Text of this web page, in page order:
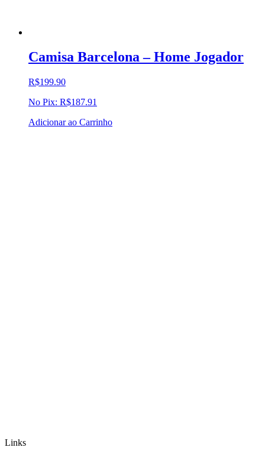
Camisa Barcelona – Home Jogador
R$199.90
No Pix: R$187.91
Adicionar ao Carrinho
Links